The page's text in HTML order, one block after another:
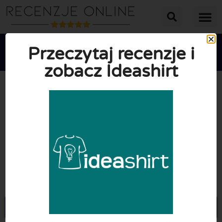

Przeczytaj recenzje i
zobacz Ideashirt